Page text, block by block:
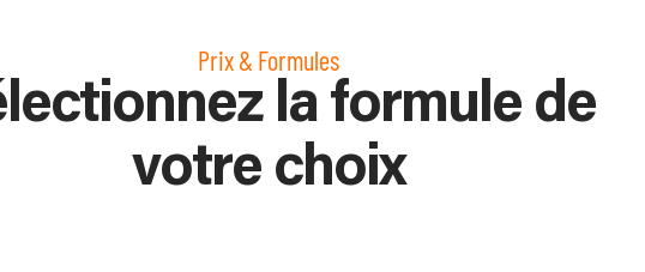
Prix & Formules
la formule de
votre choix